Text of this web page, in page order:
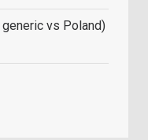
generic vs Poland)